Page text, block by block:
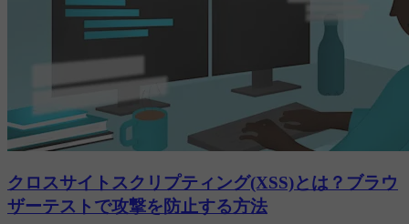
クロスサイトスクリプティング(XSS)とは？ブラウ
ザーテストで攻撃を防止する方法